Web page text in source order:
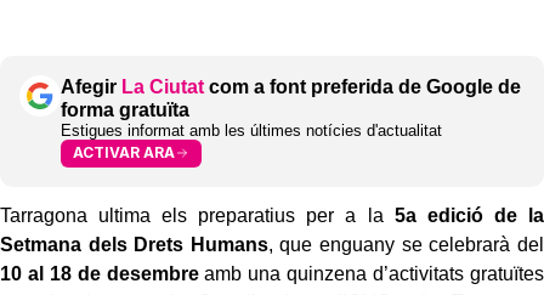
Afegir La Ciutat com a font preferida de Google de
forma gratuïta
Estigues informat amb les últimes notícies d'actualitat
ACTIVAR ARA
Tarragona ultima els preparatius per a la 5a edició de la
Setmana dels Drets Humans, que enguany se celebrarà del
10 al 18 de desembreamb una quinzena d’activitats gratuïtes